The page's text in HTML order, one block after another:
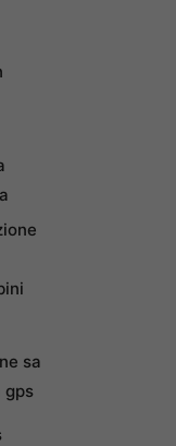
sa
gps